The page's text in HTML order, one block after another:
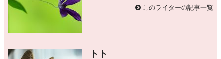
このライターの記事一覧
トト